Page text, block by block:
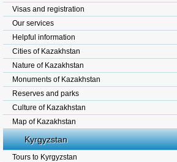
Visas and registration
Our services
Helpful information
Cities of Kazakhstan
Nature of Kazakhstan
Monuments of Kazakhstan
Reserves and parks
Culture of Kazakhstan
Map of Kazakhstan
Kyrgyzstan
Tours to Kyrgyzstan